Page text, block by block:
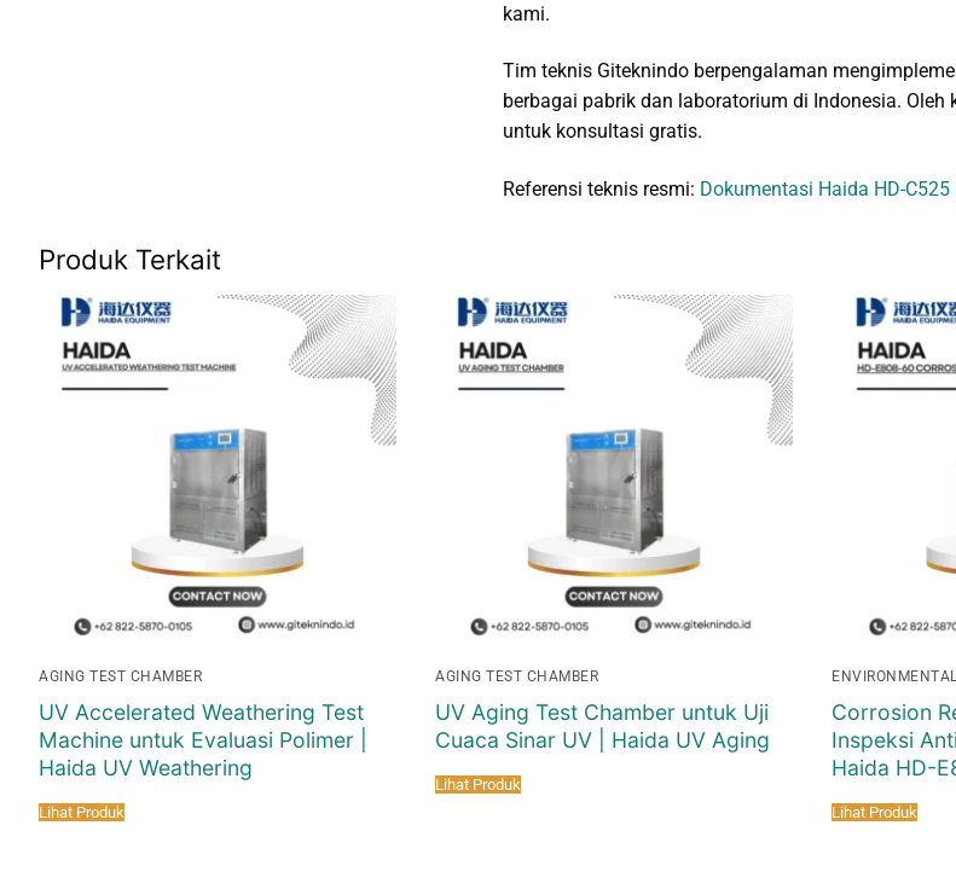
kami.
Tim teknis Giteknindo berpengalaman
berbagai pabrik dan laboratorium di Indonesia.
untuk konsultasi gratis.
Referensi teknis resmi: Dokumentasi Haida HD-C525
Produk Terkait
AGING TEST CHAMBER
UV Accelerated Weathering Test
Machine untuk Evaluasi Polimer |
Haida UV Weathering
Lihat Produk
AGING TEST CHAMBER
UV Aging Test Chamber untuk Uji
Cuaca Sinar UV | Haida UV Aging
Lihat Produk
Corrosion
Inspeksi
Haida HD-
Lihat Produk